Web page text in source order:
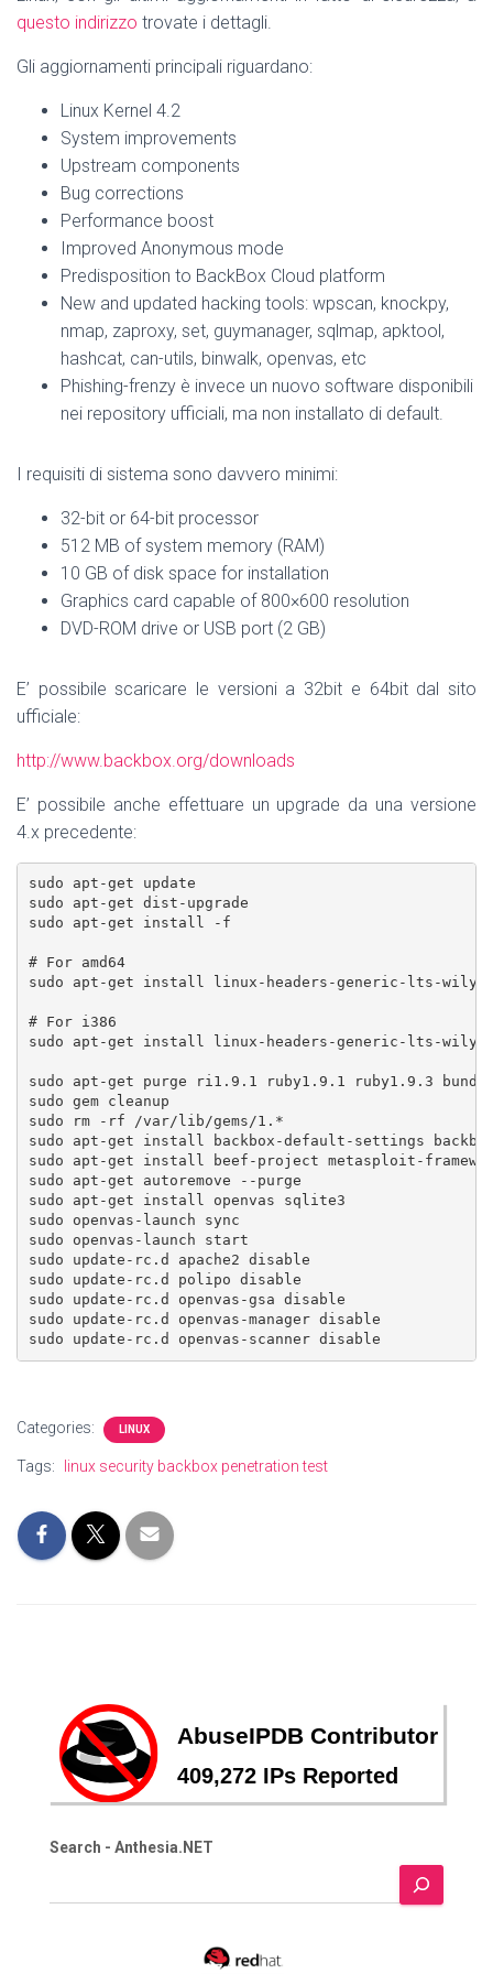
questo indirizzo trovate i dettagli.
Gli aggiornamenti principali riguardano:
Linux Kernel 4.2
System improvements
Upstream components
Bug corrections
Performance boost
Improved Anonymous mode
Predisposition to BackBox Cloud platform
New and updated hacking tools: wpscan, knockpy,
nmap, zaproxy, set, guymanager, sqlmap, apktool,
hashcat, can-utils, binwalk, openvas, etc
Phishing-frenzy è invece un nuovo software disponibili
nei repository ufficiali, ma non installato di default.
I requisiti di sistema sono davvero minimi:
32-bit or 64-bit processor
512 MB of system memory (RAM)
10 GB of disk space for installation
Graphics card capable of 800×600 resolution
DVD-ROM drive or USB port (2 GB)
E’ possibile scaricare le versioni a 32bit e 64bit dal sito
ufficiale:
http://www.backbox.org/downloads
E’ possibile anche effettuare un upgrade da una versione
4.x precedente:
sudo apt-get update
sudo apt-get dist-upgrade
sudo apt-get install -f
# For amd64
sudo apt-get install linux-headers-generic-lts-wily
# For i386
sudo apt-get install linux-headers-generic-lts-wily
sudo apt-get purge ri1.9.1 ruby1.9.1 ruby1.9.3
sudo gem cleanup
sudo rm -rf /var/lib/gems/1.*
sudo apt-get install backbox-default-settings
sudo apt-get install beef-project metasploit-
sudo apt-get autoremove --purge
sudo apt-get install openvas sqlite3
sudo openvas-launch sync
sudo openvas-launch start
sudo update-rc.d apache2 disable
sudo update-rc.d polipo disable
sudo update-rc.d openvas-gsa disable
sudo update-rc.d openvas-manager disable
sudo update-rc.d openvas-scanner disable
Categories: LINUX
Tags: linux security backbox penetration test
Search - Anthesia.NET